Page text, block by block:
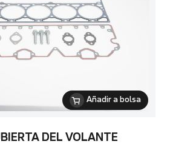
Añadir a bolsa
DEL VOLANTE